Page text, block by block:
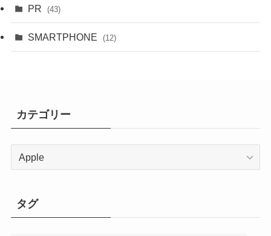
PR (43)
SMARTPHONE (12)
カテゴリー
ー
タグ